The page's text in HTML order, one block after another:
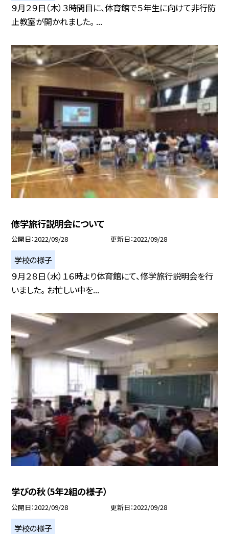
９月２９日（木）３時間目に、体育館で５年生に向けて非行防
止教室が開かれました。 ...
修学旅行説明会について
公開日 2022/09/28 更新日 2022/09/28
学校の様子
９月２８日（水）１６時より体育館にて、修学旅行説明会を行
いました。 お忙しい中を...
学びの秋（5年2組の様子）
公開日 2022/09/28 更新日 2022/09/28
学校の様子